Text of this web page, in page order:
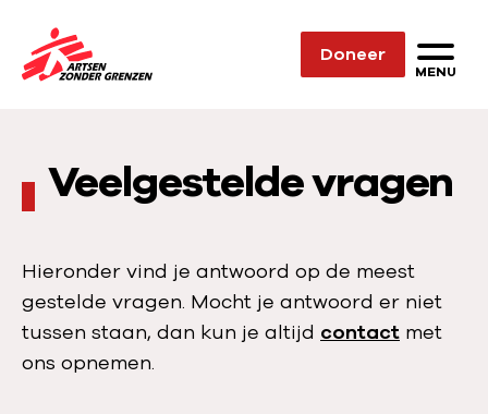
Sla navigatie over
N
o
m
e
p
Doneer
MENU
Veelgestelde vragen
Hieronder vind je antwoord op de meest
gestelde vragen. Mocht je antwoord er niet
tussen staan, dan kun je altijd contact met
ons opnemen.